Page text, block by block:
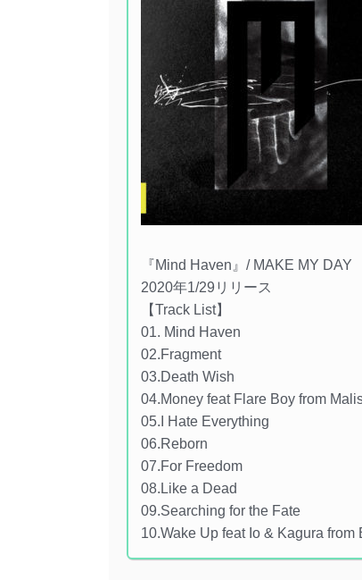
『Mind Haven』/ MAKE MY DAY
2020年1/29リリース
【Track List】
01. Mind Haven
02.Fragment
03.Death Wish
04.Money feat Flare Boy from
05.I Hate Everything
06.Reborn
07.For Freedom
08.Like a Dead
09.Searching for the Fate
10.Wake Up feat Io & Kagura